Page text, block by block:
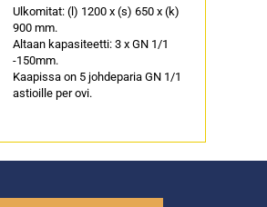
Ulkomitat: (l) 1200 x (s) 650 x (k)
900 mm.
Altaan kapasiteetti: 3 x GN 1/1
-150mm.
Kaapissa on 5 johdeparia GN 1/1
astioille per ovi.